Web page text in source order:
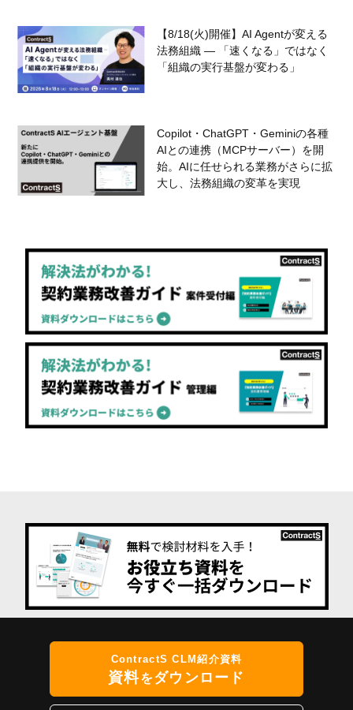
【8/18(火)開催】AI Agentが変える
法務組織 — 「速くなる」ではなく
「組織の実行基盤が変わる」
Copilot・ChatGPT・Geminiの各種
AIとの連携（MCPサーバー）を開
始。AIに任せられる業務がさらに拡
大し、法務組織の変革を実現
ContractS CLM紹介資料
資料をダウンロード